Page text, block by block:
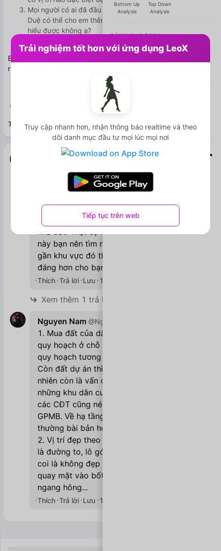
Mọi người có ai đã đầu tư vào kđt đối diện kcn Tràng
Duệ có thể cho em thêm thông tin mọi người đã tìm
hiểu được không ạ?
Em cảm ơn anh chị ạ. Em xin phép được ẩn danh vì vấn đề
riêng tư ạ.

Tuyên bố miễn trách nhiệm pháp lý (Disclaimer) Xem thêm
Nhìn chung thì giá khu vực xung quanh
KCN Tràng Duệ như Trạm Bác, làng Tràng
do mình có người nhà ở gần đấy và người
nhà mình cũng làm nhiều liên quan đến
nhà đất. Thật sự những vấn đề như thế
này bạn nên tìm một môi giới có tâm ở
gần khu vực đó thì sẽ có câu trả lời thỏa
đáng hơn cho bạn.
Thích Trả lời Lưu 11/03/2021
Xem thêm 1 trả lời
Nguyen Nam @NguyenNam
1. Mua đất của dân sẽ rủi ro hơn mua đất
quy hoạch ở chỗ đất đó có thể bị dính vào
quy hoạch tương lai của 1 dự án nào đó.
Còn đất dự án thì không bị rủi ro này. Tất
nhiên còn là vấn đề chênh lệch giá cả,
những khu dân cư có mật độ lớn thường
các CĐT cũng né để tránh các vấn đề
GPMB. Về hạ tầng thì các khu đô thị mới
thường bài bản hơn.
2. Vị trí đẹp theo quan điểm thông thường
là đường to, lô góc, gần tiện ích. Vị trí bị
coi là không đẹp là đường đâm vào nhà,
quay mặt vào bốt điện, thót hậu, nhà đâm
ngang hông...
Thích Trả lời Lưu 11/03/2021
Bottom Up
Analysis
Top Down
Analysis
DÀNH CHO EASY
DÀNH CHO MỌI NGƯỜI
Tool tính toán Nền tảng
Trải nghiệm tốt hơn với ứng dụng LeoX
Truy cập nhanh hơn, nhận thông báo realtime và theo
dõi danh mục đầu tư mọi lúc mọi nơi
Tiếp tục trên web